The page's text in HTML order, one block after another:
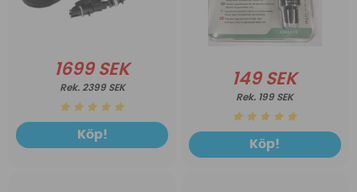
1699 SEK
2399 SEK
Köp!
149 SEK
199 SEK
Köp!